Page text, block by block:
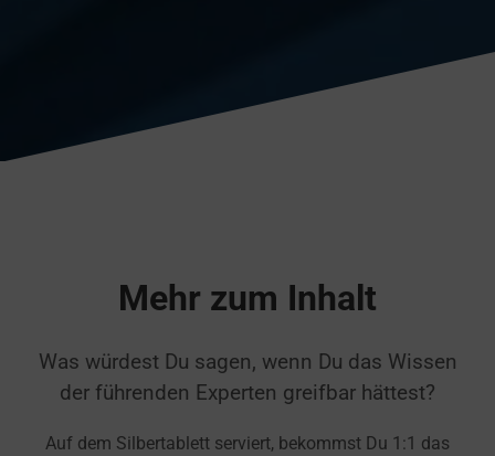
Mehr zum Inhalt
Was würdest Du sagen, wenn Du das Wissen
der führenden Experten greifbar hättest?
Auf dem Silbertablett serviert, bekommst Du 1:1 das